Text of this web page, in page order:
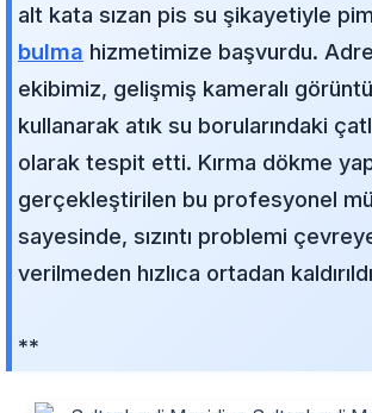
alt kata sızan pis su şikayetiyle
bulma hizmetimize başvurdu.
ekibimiz, gelişmiş kameralı
kullanarak atık su borularındaki
olarak tespit etti. Kırma dökme
gerçekleştirilen bu profesyonel
sayesinde, sızıntı problemi
verilmeden hızlıca ortadan
**